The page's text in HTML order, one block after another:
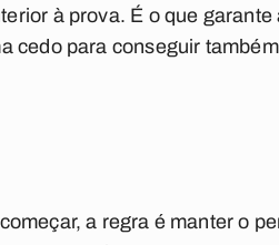
à prova. É o que
cedo para conseguir
a regra é manter o